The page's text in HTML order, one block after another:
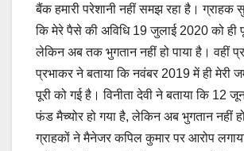
बैंक हमारी परेशानी नहीं समझ रहा है। ग्राहक
कि मेरे पैसे की अविधि 19 जुलाई 2020 को ही
लेकिन अब तक भुगतान नहीं हो पाया है। वहीं
प्रभाकर ने बताया कि नवंबर 2019 में ही मेरी
पूरी को गई है। विनीता देवी ने बताया कि 12
फंड मैच्योर हो गया है, लेकिन अब भुगतान नहीं
ग्राहकों ने मैनेजर कपिल कुमार पर आरोप